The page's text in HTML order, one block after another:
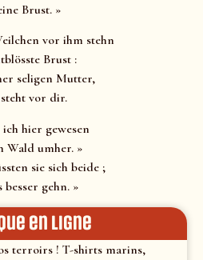
Brust. »
vor ihm stehn
Brust :
seligen Mutter,
vor dir.
hier gewesen
Wald umher. »
sie sich beide ;
gehn. »
en ligne
terroirs ! T-shirts marins,